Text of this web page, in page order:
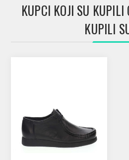
KUPCI KOJI SU KUPILI
KUPILI